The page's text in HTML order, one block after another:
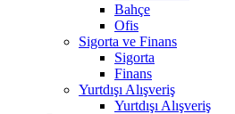
Bahçe
Ofis
Sigorta ve Finans
Sigorta
Finans
Yurtdışı Alışveriş
Yurtdışı Alışveriş